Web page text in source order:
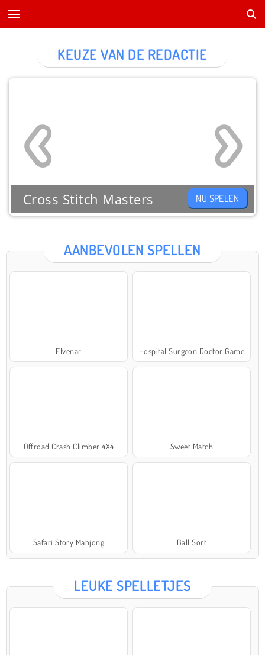
AANBEVOLEN SPELLEN
Elvenar Hospital Surgeon Doctor Game
Offroad Crash Climber 4X4 Sweet Match
Safari Story Mahjong Ball Sort
KEUZE VAN DE REDACTIE
Cross Stitch Masters NU SPELEN
LEUKE SPELLETJES